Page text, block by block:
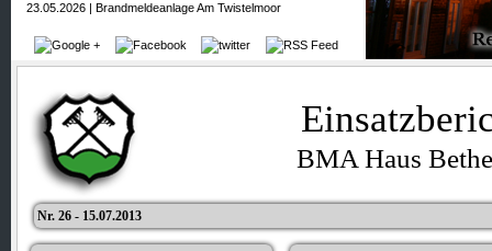
23.05.2026 | Brandmeldeanlage Am Twistelmoor
BMA Haus
Nr. 26 - 15.07.2013